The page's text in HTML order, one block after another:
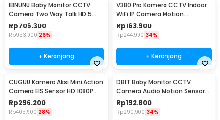
IBNUNU Baby Monitor CCTV
Camera Two Way Talk HD 5
Inch Monitor 3000mAh - SM650
Rp706.300
Rp953.900 26%
+ Keranjang
V380 Pro Kamera CCTV Indoor
WiFi IP Camera Motion
Detection 1MP 720P - Q6X
Rp163.900
Rp244.900 34%
+ Keranjang
CUGUU Kamera Aksi Mini Action
Camera EIS Sensor HD 1080P
WiFi 500mAh - C3PRO
Rp296.200
Rp405.900 28%
DBIT Baby Monitor CCTV
Camera Audio Motion Sensor
WiFi 1080P 2MP - SPT-IDC-99
Rp192.800
Rp290.900 34%